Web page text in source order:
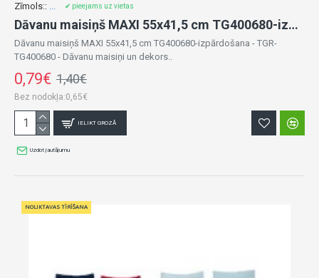
Zīmols:: ... ✔ pieejams uz vietas
Dāvanu maisiņš MAXI 55x41,5 cm TG400680-izpārdošana
Dāvanu maisiņš MAXI 55x41,5 cm TG400680-izpārdošana - TGR-
TG400680 - Dāvanu maisiņi un dekors..
0,79€ 1,40€
Bez nodokļa:0,65€
IELIKT GROZĀ
Uzdot jautājumu
NOLIKTAVAS TĪRĪŠANA